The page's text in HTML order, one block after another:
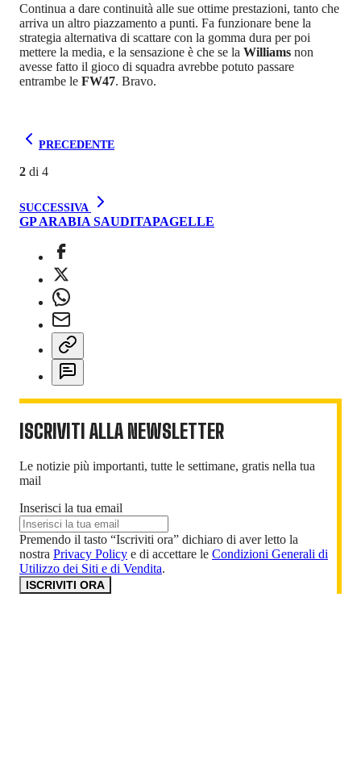
Continua a dare continuità alle sue ottime prestazioni, tanto che
arriva un altro piazzamento a punti. Fa funzionare bene la
strategia alternativa di scattare con la gomma dura per poi
mettere la media, e la sensazione è che se la Williams non
avesse fatto il gioco di squadra avrebbe potuto passare
entrambe le FW47. Bravo.
PRECEDENTE
2 di 4
SUCCESSIVA
GP ARABIA SAUDITAPAGELLE
ISCRIVITI ALLA NEWSLETTER
Le notizie più importanti, tutte le settimane, gratis nella tua
mail
Inserisci la tua email
Premendo il tasto “Iscriviti ora” dichiaro di aver letto la
nostra Privacy Policy e di accettare le Condizioni Generali di
Utilizzo dei Siti e di Vendita.
ISCRIVITI ORA